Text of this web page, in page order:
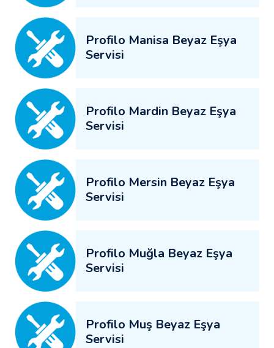
Profilo Manisa Beyaz Eşya
Servisi
Profilo Mardin Beyaz Eşya
Servisi
Profilo Mersin Beyaz Eşya
Servisi
Profilo Muğla Beyaz Eşya
Servisi
Profilo Muş Beyaz Eşya
Servisi